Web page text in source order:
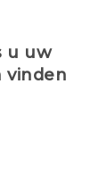
u uw
vinden